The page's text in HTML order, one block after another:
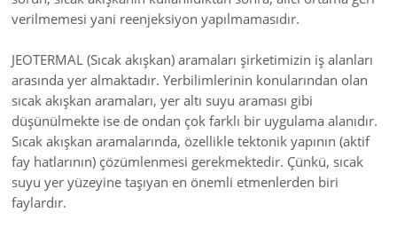
verilmemesi yani reenjeksiyon yapılmamasıdır.
JEOTERMAL (Sıcak akışkan) aramaları şirketimizin iş alanları
arasında yer almaktadır. Yerbilimlerinin konularından olan
sıcak akışkan aramaları, yer altı suyu araması gibi
düşünülmekte ise de ondan çok farklı bir uygulama alanıdır.
Sıcak akışkan aramalarında, özellikle tektonik yapının (aktif
fay hatlarının) çözümlenmesi gerekmektedir. Çünkü, sıcak
suyu yer yüzeyine taşıyan en önemli etmenlerden biri
faylardır.